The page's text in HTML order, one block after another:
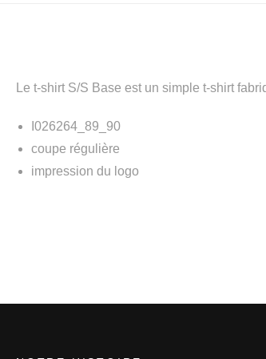
Le t-shirt S/S Base est un simple t-shirt
I026264_89_90
coupe régulière
impression du logo